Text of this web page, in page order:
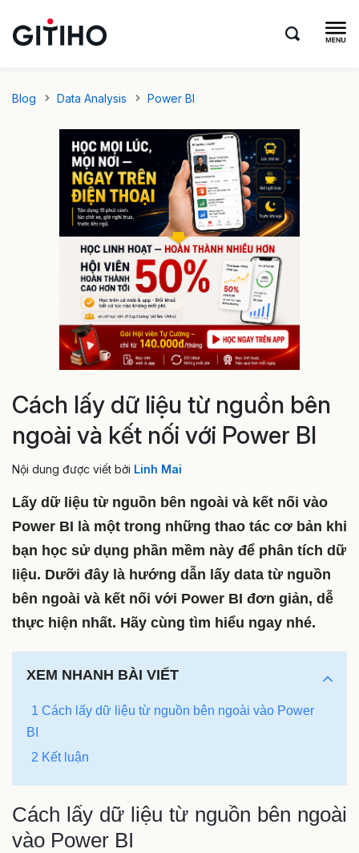
Blog Data Analysis Power BI
Cách lấy dữ liệu từ nguồn bên
ngoài và kết nối với Power BI
Nội dung được viết bởi Linh Mai
Lấy dữ liệu từ nguồn bên ngoài và kết nối vào
Power BI là một trong những thao tác cơ bản khi
bạn học sử dụng phần mềm này để phân tích dữ
liệu. Dưỡi đây là hướng dẫn lấy data từ nguồn
bên ngoài và kết nối với Power BI đơn giản, dễ
thực hiện nhất. Hãy cùng tìm hiểu ngay nhé.
XEM NHANH BÀI VIẾT
1 Cách lấy dữ liệu từ nguồn bên ngoài vào Power
BI
2 Kết luận
Cách lấy dữ liệu từ nguồn bên ngoài
vào Power BI